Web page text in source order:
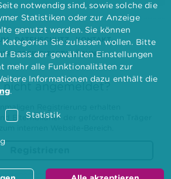
DATENSCHUTZ
KONTAKT
nicht angemeldet?
Elternbildner der geförderten Träger
notwendig sind, sowie solche die
Statistiken oder zur Anzeige
genutzt werden. Sie können
Sie zulassen wollen. Bitte
Basis der gewählten Einstellungen
mehr alle Funktionalitäten zur
Informationen dazu enthält die
.
Statistik